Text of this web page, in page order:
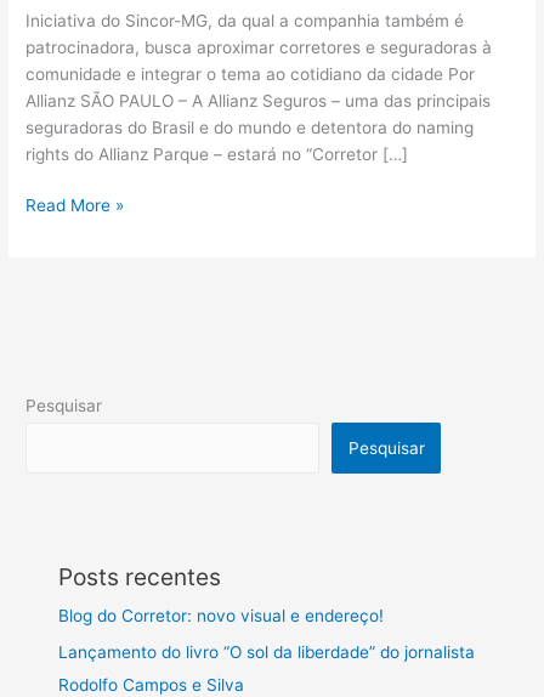
Iniciativa do Sincor-MG, da qual a companhia também é
patrocinadora, busca aproximar corretores e seguradoras à
comunidade e integrar o tema ao cotidiano da cidade Por
Allianz SÃO PAULO – A Allianz Seguros – uma das principais
seguradoras do Brasil e do mundo e detentora do naming
rights do Allianz Parque – estará no “Corretor […]
Read More »
Pesquisar
Pesquisar
Posts recentes
Blog do Corretor: novo visual e endereço!
Lançamento do livro “O sol da liberdade” do jornalista
Rodolfo Campos e Silva